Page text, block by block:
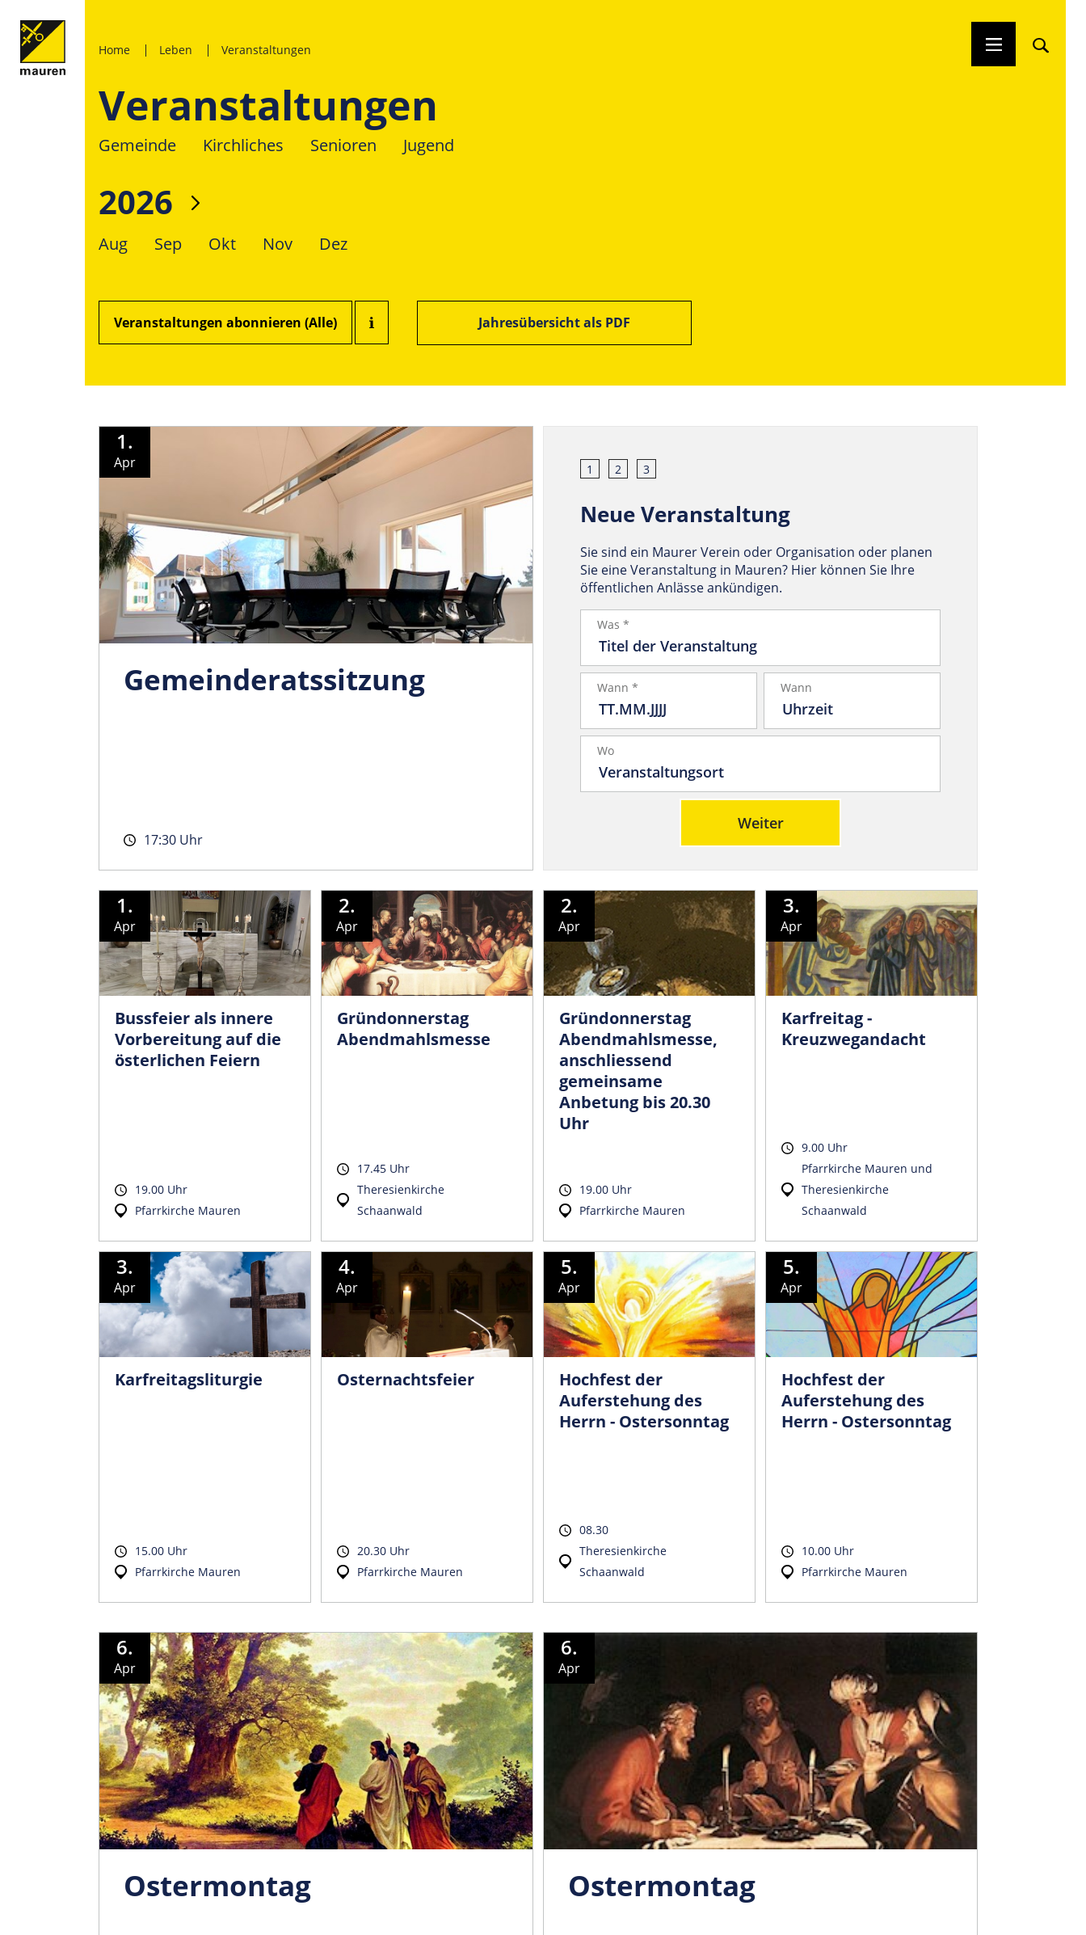
Home Leben Veranstaltungen
Veranstaltungen
Gemeinde Kirchliches Senioren Jugend
2026
Aug Sep Okt Nov Dez
Veranstaltungen abonnieren (Alle) Jahresübersicht als PDF
1.
Apr
Gemeinder­atssitzung
17:30 Uhr
1 2 3
Neue Veranstaltung
Sie sind ein Maurer Verein oder Organisation oder planen
Sie eine Veranstaltung in Mauren? Hier können Sie Ihre
öffentlichen Anlässe ankündigen.
Was *
Wann * Wann
Wo
Weiter
1.
Apr
Bussfeier als innere
Vorbereitung auf die
österlichen Feiern
19.00 Uhr
Pfarrkirche Mauren
2.
Apr
Gründonnerstag
Abendmahlsmesse
17.45 Uhr
Theresienkirche
Schaanwald
2.
Apr
Gründonnerstag
Abendmahlsmesse,
anschliessend
gemeinsame
Anbetung bis 20.30
Uhr
19.00 Uhr
Pfarrkirche Mauren
3.
Apr
Karfreitag -
Kreuzwegandacht
9.00 Uhr
Pfarrkirche Mauren und
Theresienkirche
Schaanwald
3.
Apr
Karfreita­gsliturgie
15.00 Uhr
Pfarrkirche Mauren
4.
Apr
Osternachtsfeier
20.30 Uhr
Pfarrkirche Mauren
5.
Apr
Hochfest der
Auferstehung des
Herrn - Ostersonntag
08.30
Theresienkirche
Schaanwald
5.
Apr
Hochfest der
Auferstehung des
Herrn - Ostersonntag
10.00 Uhr
Pfarrkirche Mauren
6.
Apr
Ostermontag
6.
Apr
Ostermontag